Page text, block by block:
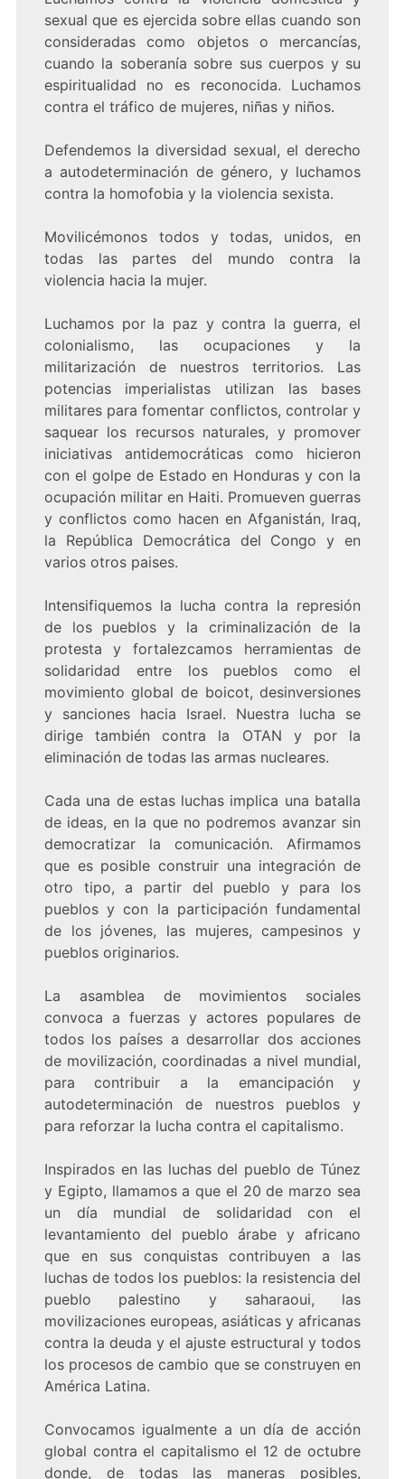
sexual que es ejercida sobre ellas cuando son
consideradas como objetos o mercancías,
cuando la soberanía sobre sus cuerpos y su
espiritualidad no es reconocida. Luchamos
contra el tráfico de mujeres, niñas y niños.
Defendemos la diversidad sexual, el derecho
a autodeterminación de género, y luchamos
contra la homofobia y la violencia sexista.
Movilicémonos todos y todas, unidos, en
todas las partes del mundo contra la
violencia hacia la mujer.
Luchamos por la paz y contra la guerra, el
colonialismo, las ocupaciones y la
militarización de nuestros territorios. Las
potencias imperialistas utilizan las bases
militares para fomentar conflictos, controlar y
saquear los recursos naturales, y promover
iniciativas antidemocráticas como hicieron
con el golpe de Estado en Honduras y con la
ocupación militar en Haiti. Promueven guerras
y conflictos como hacen en Afganistán, Iraq,
la República Democrática del Congo y en
varios otros paises.
Intensifiquemos la lucha contra la represión
de los pueblos y la criminalización de la
protesta y fortalezcamos herramientas de
solidaridad entre los pueblos como el
movimiento global de boicot, desinversiones
y sanciones hacia Israel. Nuestra lucha se
dirige también contra la OTAN y por la
eliminación de todas las armas nucleares.
Cada una de estas luchas implica una batalla
de ideas, en la que no podremos avanzar sin
democratizar la comunicación. Afirmamos
que es posible construir una integración de
otro tipo, a partir del pueblo y para los
pueblos y con la participación fundamental
de los jóvenes, las mujeres, campesinos y
pueblos originarios.
La asamblea de movimientos sociales
convoca a fuerzas y actores populares de
todos los países a desarrollar dos acciones
de movilización, coordinadas a nivel mundial,
para contribuir a la emancipación y
autodeterminación de nuestros pueblos y
para reforzar la lucha contra el capitalismo.
Inspirados en las luchas del pueblo de Túnez
y Egipto, llamamos a que el 20 de marzo sea
un día mundial de solidaridad con el
levantamiento del pueblo árabe y africano
que en sus conquistas contribuyen a las
luchas de todos los pueblos: la resistencia del
pueblo palestino y saharaoui, las
movilizaciones europeas, asiáticas y africanas
contra la deuda y el ajuste estructural y todos
los procesos de cambio que se construyen en
América Latina.
Convocamos igualmente a un día de acción
global contra el capitalismo el 12 de octubre
donde, de todas las maneras posibles,